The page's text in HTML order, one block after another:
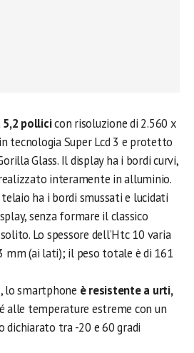
5,2 pollicicon risoluzione di 2.560 x
tecnologia Super Lcd 3 e protetto
Glass. Il display ha i bordi curvi,
interamente in alluminio.
ha i bordi smussati e lucidati
senza formare il classico
Lo spessore dell’Htc 10 varia
mm (ai lati); il peso totale è di 161
lo smartphone è resistente a urti,
alle temperature estreme con un
dichiarato tra -20 e 60 gradi